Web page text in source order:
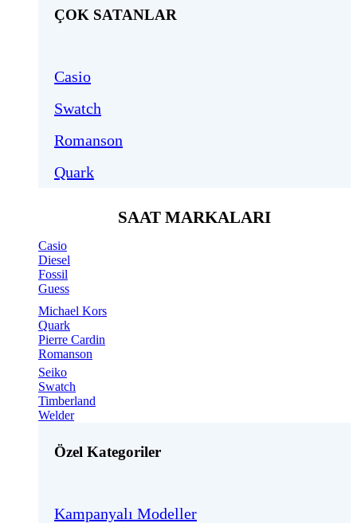
ÇOK SATANLAR
Casio
Swatch
Romanson
Quark
SAAT MARKALARI
Casio
Diesel
Fossil
Guess
Michael Kors
Quark
Pierre Cardin
Romanson
Seiko
Swatch
Timberland
Welder
Özel Kategoriler
Kampanyalı Modeller